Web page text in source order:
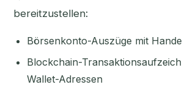
bereitzustellen:
Börsenkonto-Auszüge mit
Blockchain-
Wallet-Adressen